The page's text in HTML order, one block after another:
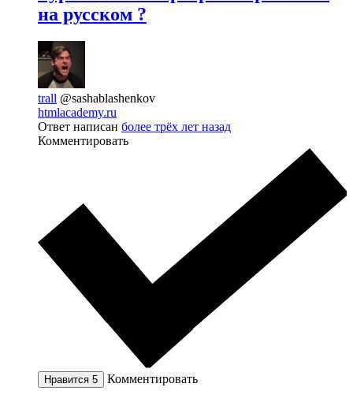
на русском ?
trall @sashablashenkov
htmlacademy.ru
Ответ написан более трёх лет назад
Комментировать
Нравится 5 Комментировать